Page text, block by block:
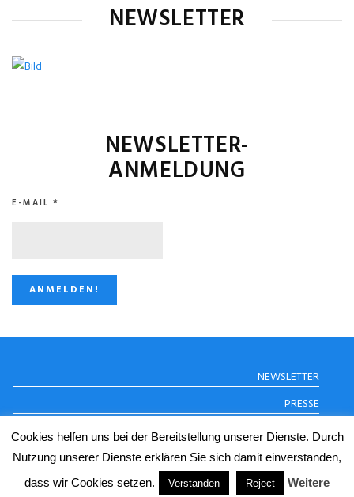
NEWSLETTER
NEWSLETTER-
ANMELDUNG
E-MAIL *
STUGGI.TV AUF
INSTAGRAM
NEWSLETTER
PRESSE
DATENSCHUTZERKLÄRUNG
IMPRESSUM
Cookies helfen uns bei der Bereitstellung unserer Dienste. Durch
Nutzung unserer Dienste erklären Sie sich damit einverstanden,
dass wir Cookies setzen.
Verstanden Reject Weitere